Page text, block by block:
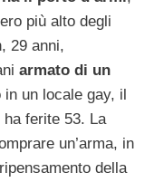
più alto degli
29 anni,
armato di un
un locale gay, il
ha ferite 53. La
un’arma, in
della